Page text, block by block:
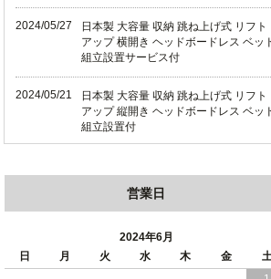
2024/05/27
日本製 大容量 収納 跳ね上げ式 リフト
アップ 横開き ヘッドボードレス ベッ
組立設置サービス付
2024/05/21
日本製 大容量 収納 跳ね上げ式 リフト
アップ 縦開き ヘッドボードレス ベッ
組立設置付
ド 組立設置 付き
日本製 収納 跳ね上げ式 リフトアップ
ベッド 縦開き ヘッドボード 組立設置サ
ービス付き
営業日
2024年6月
日
月 火 水 木 金
土